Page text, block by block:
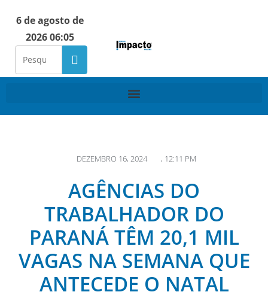
6 de agosto de
2026 06:05
DEZEMBRO 16, 2024 , 12:11 PM
AGÊNCIAS DO
TRABALHADOR DO
PARANÁ TÊM 20,1 MIL
VAGAS NA SEMANA QUE
ANTECEDE O NATAL